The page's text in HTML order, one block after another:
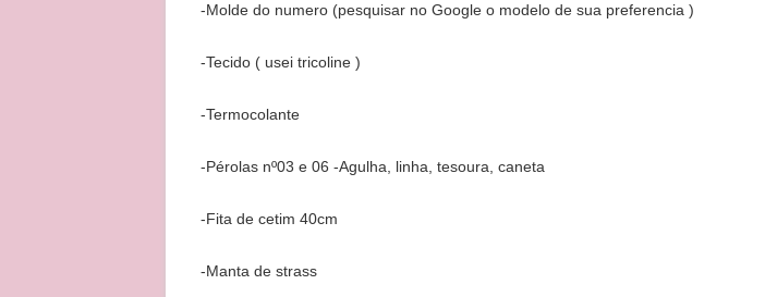
-Molde do numero (pesquisar no Google o modelo de sua preferencia )
-Tecido ( usei tricoline )
-Termocolante
-Pérolas nº03 e 06 -Agulha, linha, tesoura, caneta
-Fita de cetim 40cm
-Manta de strass